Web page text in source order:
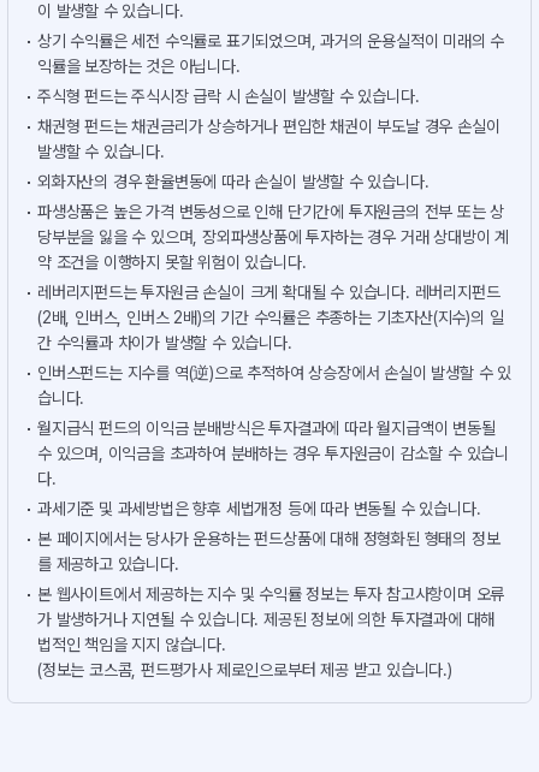
이 발생할 수 있습니다.
상기 수익률은 세전 수익률로 표기되었으며, 과거의 운용실적이 미래의 수
익률을 보장하는 것은 아닙니다.
주식형 펀드는 주식시장 급락 시 손실이 발생할 수 있습니다.
채권형 펀드는 채권금리가 상승하거나 편입한 채권이 부도날 경우 손실이
발생할 수 있습니다.
외화자산의 경우 환율변동에 따라 손실이 발생할 수 있습니다.
파생상품은 높은 가격 변동성으로 인해 단기간에 투자원금의 전부 또는 상
당부분을 잃을 수 있으며, 장외파생상품에 투자하는 경우 거래 상대방이 계
약 조건을 이행하지 못할 위험이 있습니다.
레버리지펀드는 투자원금 손실이 크게 확대될 수 있습니다. 레버리지펀드
(2배, 인버스, 인버스 2배)의 기간 수익률은 추종하는 기초자산(지수)의 일
간 수익률과 차이가 발생할 수 있습니다.
인버스펀드는 지수를 역(逆)으로 추적하여 상승장에서 손실이 발생할 수 있
습니다.
월지급식 펀드의 이익금 분배방식은 투자결과에 따라 월지급액이 변동될
수 있으며, 이익금을 초과하여 분배하는 경우 투자원금이 감소할 수 있습니
다.
과세기준 및 과세방법은 향후 세법개정 등에 따라 변동될 수 있습니다.
본 페이지에서는 당사가 운용하는 펀드상품에 대해 정형화된 형태의 정보
를 제공하고 있습니다.
본 웹사이트에서 제공하는 지수 및 수익률 정보는 투자 참고사항이며 오류
가 발생하거나 지연될 수 있습니다. 제공된 정보에 의한 투자결과에 대해
법적인 책임을 지지 않습니다.
(정보는 코스콤, 펀드평가사 제로인으로부터 제공 받고 있습니다.)